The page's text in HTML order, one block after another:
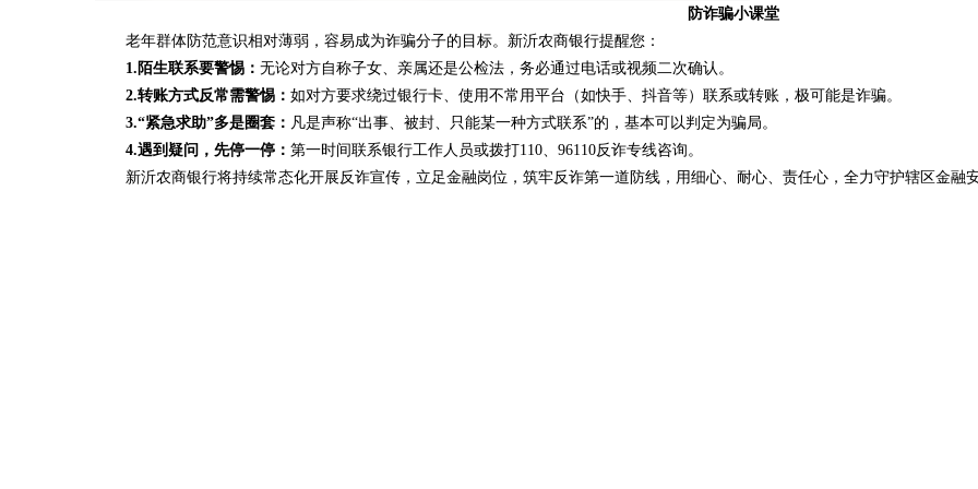
防诈骗小课堂
老年群体防范意识相对薄弱，容易成为诈骗分子的目标。新沂农商银行提醒您：
1.陌生联系要警惕： 无论对方自称子女、亲属还是公检法，务必通过电话或视频二次确认。
2.转账方式反常需警惕： 如对方要求绕过银行卡、使用不常用平台（如快手、抖音等）联系或转账，极可能是诈骗。
3.“紧急求助”多是圈套： 凡是声称“出事、被封、只能某一种方式联系”的，基本可以判定为骗局。
4.遇到疑问，先停一停： 第一时间联系银行工作人员或拨打110、96110反诈专线咨询。
新沂农商银行将持续常态化开展反诈宣传，立足金融岗位，筑牢反诈第一道防线，用细心、耐心、责任心，全力守护辖区金融